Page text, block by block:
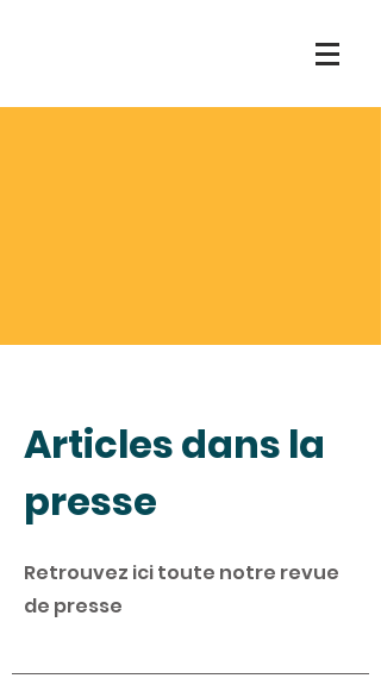
Articles dans la
presse
Retrouvez ici toute notre revue
de presse